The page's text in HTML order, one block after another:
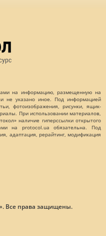
на информацию, размещенную на
не указано иное. Под информацией
фотоизображения, рисунки, ящик-
При использовании материалов,
наличие гиперссылки открытого
на protocol.ua обязательна. Под
адаптация, рерайтинг, модификация
Все права защищены.